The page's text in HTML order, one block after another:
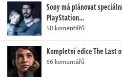
Sony má plánovat
PlayStation…
58 komentářů
Kompletní edice The Last
66 komentářů